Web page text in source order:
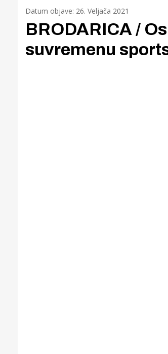
Datum objave: 26. Veljača 2021
BRODARICA /
suvremenu